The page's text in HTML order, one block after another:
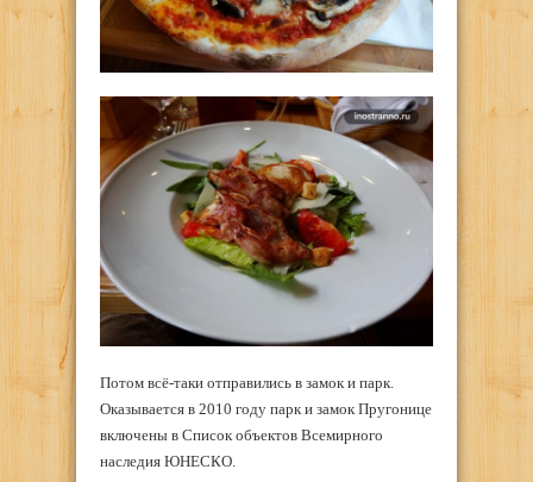
Потом всё-таки отправились в замок и парк.
Оказывается в 2010 году парк и замок Пругонице
включены в Список объектов Всемирного
наследия ЮНЕСКО.